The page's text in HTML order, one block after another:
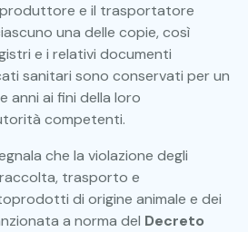
produttore e il trasportatore
una delle copie, così
e i relativi documenti
sanitari sono conservati per un
anni ai fini della loro
competenti.
che la violazione degli
trasporto e
di origine animale e dei
a norma del Decreto